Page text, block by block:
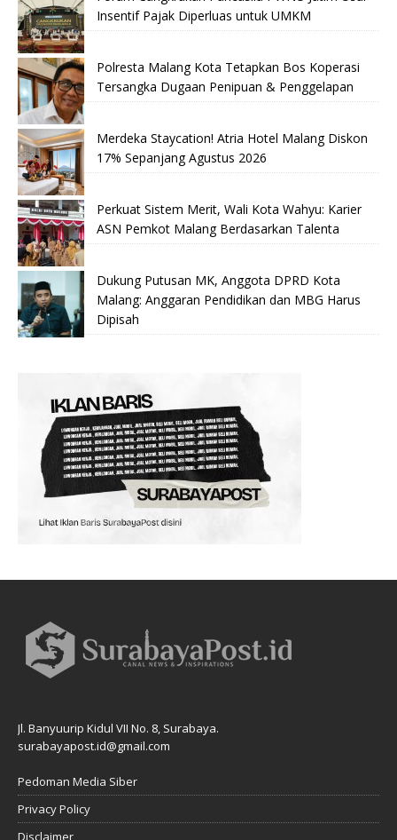
Insentif Pajak Diperluas untuk UMKM
Polresta Malang Kota Tetapkan Bos Koperasi
Tersangka Dugaan Penipuan & Penggelapan
Merdeka Staycation! Atria Hotel Malang Diskon
17% Sepanjang Agustus 2026
Perkuat Sistem Merit, Wali Kota Wahyu: Karier
ASN Pemkot Malang Berdasarkan Talenta
Dukung Putusan MK, Anggota DPRD Kota
Malang: Anggaran Pendidikan dan MBG Harus
Dipisah
Jl. Banyuurip Kidul VII No. 8, Surabaya.
surabayapost.id@gmail.com
Pedoman Media Siber
Privacy Policy
Disclaimer